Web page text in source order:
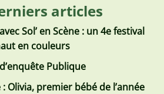
articles
Sol’ en Scène : un 4e festival
en couleurs
Publique
Olivia, premier bébé de l’année